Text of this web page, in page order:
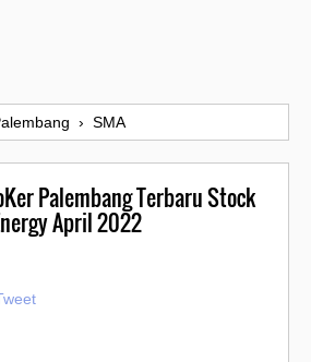
› SMA
Palembang Terbaru Stock
April 2022